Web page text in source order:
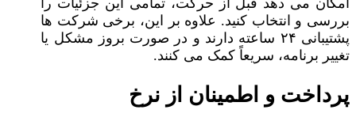
امکان می‌ دهد قبل از حرکت، تمامی این جزئیات را
بررسی و انتخاب کنید. علاوه بر این، برخی شرکت‌ ها
پشتیبانی ۲۴ ساعته دارند و در صورت بروز مشکل یا
تغییر برنامه، سریعاً کمک می‌ کنند.
پرداخت و اطمینان از نرخ